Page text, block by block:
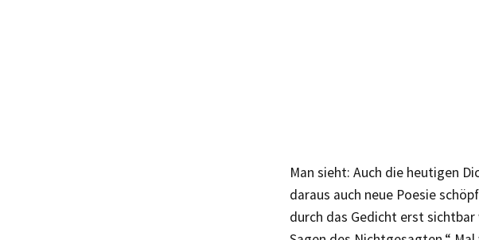
Man sieht: Auch die heutigen
daraus auch neue Poesie
durch das Gedicht erst